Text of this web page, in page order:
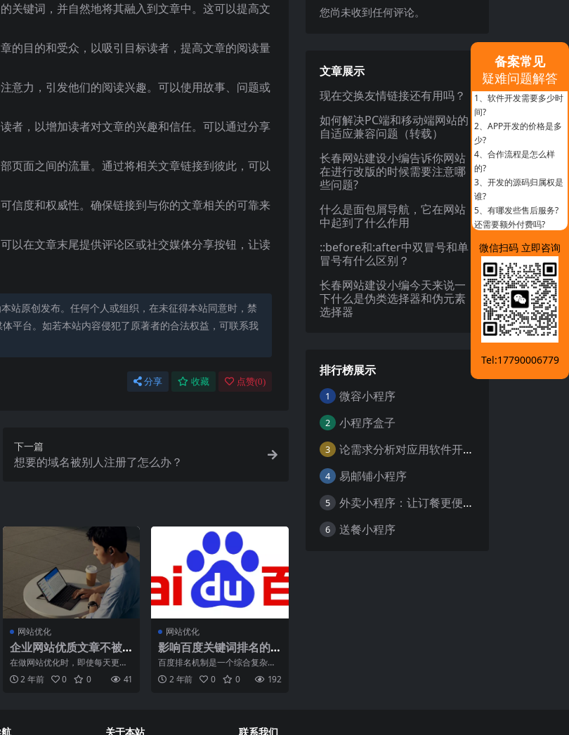
关键词，并自然地将其融入到文章中。这可以提高文
的目的和受众，以吸引目标读者，提高文章的阅读量
意力，引发他们的阅读兴趣。可以使用故事、问题或
者，以增加读者对文章的兴趣和信任。可以通过分享
页面之间的流量。通过将相关文章链接到彼此，可以
信度和权威性。确保链接到与你的文章相关的可靠来
以在文章末尾提供评论区或社交媒体分享按钮，让读
站原创发布。任何个人或组织，在未征得本站同意时，禁
平台。如若本站内容侵犯了原著者的合法权益，可联系我
分享 收藏 点赞(0)
下一篇
想要的域名被别人注册了怎么办？
网站优化
企业网站优质文章不被
收录的几点原因
在做网站优化时，即使每天更新
优质文章，也可能会遇到收录不
佳的情况。以下是一些可能
2 年前 0 0 41
网站优化
影响百度关键词排名的
因素有什么？
百度排名机制是一个综合复杂性
的工作，涉及多个因素和算法的
考量。在进行搜索引擎优化
2 年前 0 0 192
您尚未收到任何评论。
文章展示
现在交换友情链接还有用吗？
如何解决PC端和移动端网站的
自适应兼容问题（转载）
长春网站建设小编告诉你网站
在进行改版的时候需要注意哪
些问题?
什么是面包屑导航，它在网站
中起到了什么作用
::before和:after中双冒号和单
冒号有什么区别？
长春网站建设小编今天来说一
下什么是伪类选择器和伪元素
选择器
排行榜展示
1 微容小程序
2 小程序盒子
3 论需求分析对应用软件开发的重要性
4 易邮铺小程序
5 外卖小程序：让订餐更便捷，吃货的福音
6 送餐小程序
关于本站 联系我们
备案常见
疑难问题解答
1、 软件开发需要多少时
间?
2、 APP开发的价格是多
少?
4、 合作流程是怎么样
的?
3、 开发的源码归属权是
谁?
5、 有哪发些售后服务?
还需要额外付费吗?
微信扫码 立即咨询
Tel:17790006779